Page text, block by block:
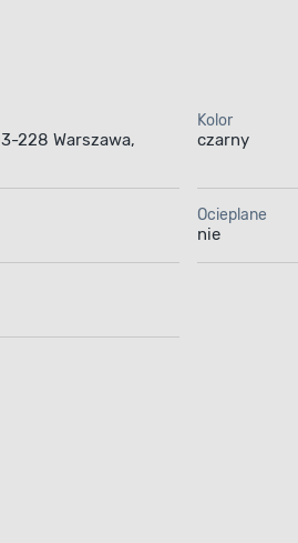
228 Warszawa,
Kolor
czarny
Ocieplane
nie